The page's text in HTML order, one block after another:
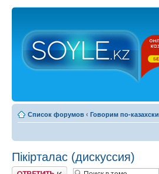
Список форумов ‹ Говорим по-казахски
Пікірталас (дискуссия)
Ответить